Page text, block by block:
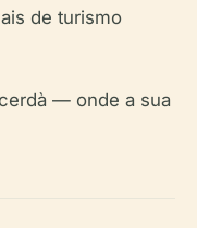
de turismo
— onde a sua